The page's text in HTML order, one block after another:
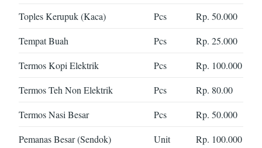
Toples Kerupuk (Kaca) Pcs
Rp. 50.000
Tempat Buah
Pcs
Rp. 25.000
Termos Kopi Elektrik
Pcs
Rp. 100.000
Termos Teh Non Elektrik
Pcs
Rp. 80.00
Termos Nasi Besar
Pcs
Rp. 50.000
Pemanas Besar (Sendok)
Unit
Rp. 100.000